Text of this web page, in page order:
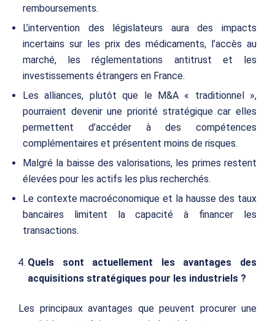
remboursements.
L’intervention des législateurs aura des impacts
incertains sur les prix des médicaments, l’accès au
marché, les réglementations antitrust et les
investissements étrangers en France.
Les alliances, plutôt que le M&A « traditionnel »,
pourraient devenir une priorité stratégique car elles
permettent d’accéder à des compétences
complémentaires et présentent moins de risques.
Malgré la baisse des valorisations, les primes restent
élevées pour les actifs les plus recherchés.
Le contexte macroéconomique et la hausse des taux
bancaires limitent la capacité à financer les
transactions.
Quels sont actuellement les avantages des
acquisitions stratégiques pour les industriels ?
Les principaux avantages que peuvent procurer une